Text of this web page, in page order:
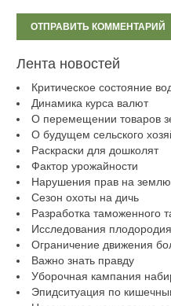
Лента новостей
Критическое состояние
Динамика курса валют
О перемещении товаров
О будущем сельского
Раскраски для дошколят
Фактор урожайности
Нарушения прав на
Сезон охоты на дичь
Разработка таможенного
Исследования
Ограничение движения
Важно знать правду
Уборочная кампания
Эпидситуация по